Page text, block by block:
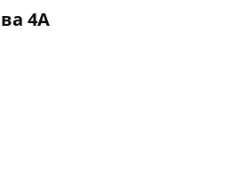
4А